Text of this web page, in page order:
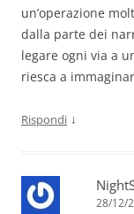
un’operazione
dalla parte dei
legare ogni via a
riesca a
Rispondi ↓
28/12/